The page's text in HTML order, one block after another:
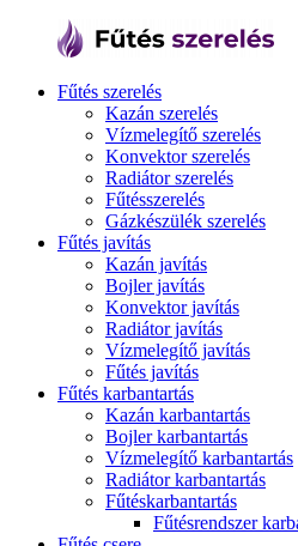
Fűtés szerelés
Kazán szerelés
Vízmelegítő szerelés
Konvektor szerelés
Radiátor szerelés
Fűtésszerelés
Gázkészülék szerelés
Fűtés javítás
Kazán javítás
Bojler javítás
Konvektor javítás
Radiátor javítás
Vízmelegítő javítás
Fűtés javítás
Fűtés karbantartás
Kazán karbantartás
Bojler karbantartás
Vízmelegítő karbantartás
Radiátor karbantartás
Fűtéskarbantartás
Fűtésrendszer